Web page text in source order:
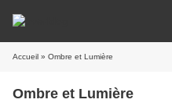
Accueil » Ombre et Lumière
Ombre et Lumière